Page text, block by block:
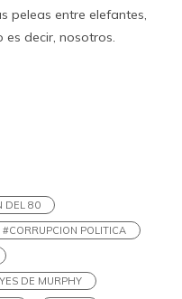
peleas entre elefantes,
es decir, nosotros.
DEL 80
#CORRUPCION POLITICA
DE MURPHY